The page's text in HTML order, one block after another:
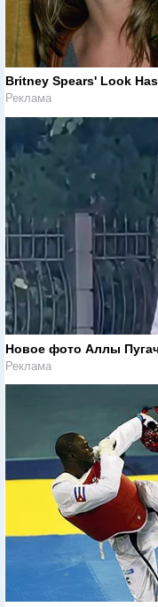
Britney Spears' Look
Реклама
Новое фото Аллы
Реклама